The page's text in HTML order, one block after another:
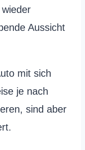
Aussicht
mit sich
je nach
sind aber